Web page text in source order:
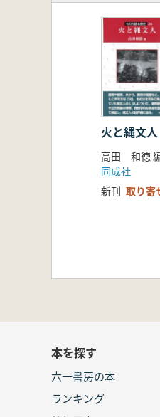
火と縄文人
高田 和徳
同成社
新刊 取り寄
本を探す
六一書房の本
ランキング